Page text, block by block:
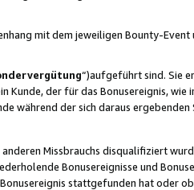
mit dem jeweiligen Bounty-Event
“)aufgeführt sind. Sie
Kunde, der für das Bonusereignis, wie
während der sich daraus
Missbrauchs disqualifiziert
Bonusereignisse und
stattgefunden hat oder